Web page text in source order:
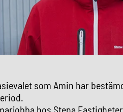
som Amin har
hos Stena